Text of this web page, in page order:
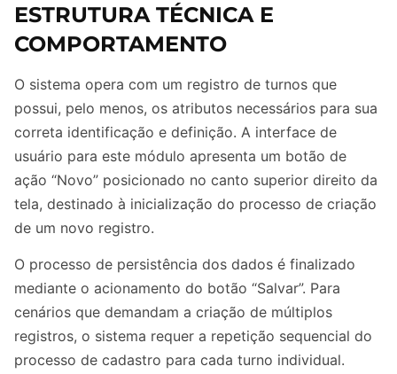
ESTRUTURA TÉCNICA E
COMPORTAMENTO
O sistema opera com um registro de turnos que
possui, pelo menos, os atributos necessários para sua
correta identificação e definição. A interface de
usuário para este módulo apresenta um botão de
ação “Novo” posicionado no canto superior direito da
tela, destinado à inicialização do processo de criação
de um novo registro.
O processo de persistência dos dados é finalizado
mediante o acionamento do botão “Salvar”. Para
cenários que demandam a criação de múltiplos
registros, o sistema requer a repetição sequencial do
processo de cadastro para cada turno individual.